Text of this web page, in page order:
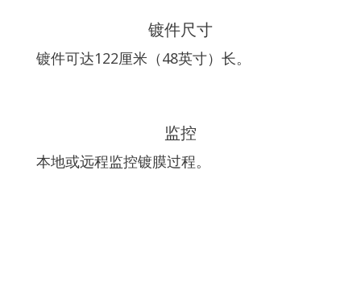
镀件尺寸
镀件可达122厘米（48英寸）长。
监控
本地或远程监控镀膜过程。